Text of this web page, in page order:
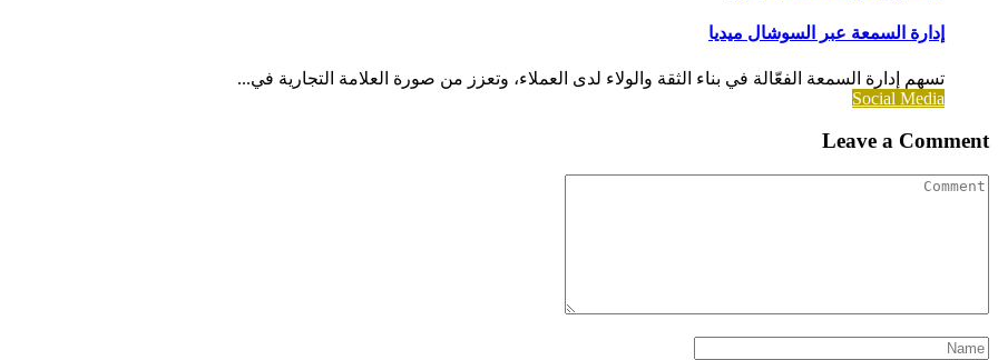
إدارة السمعة عبر السوشال ميديا
تسهم إدارة السمعة الفعّالة في بناء الثقة والولاء لدى العملاء، وتعزز من صورة العلامة التجارية في...
Social Media
Leave a Comment